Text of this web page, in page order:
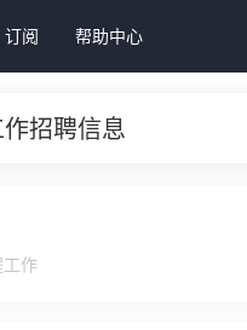
订阅 帮助中心
招聘信息
作